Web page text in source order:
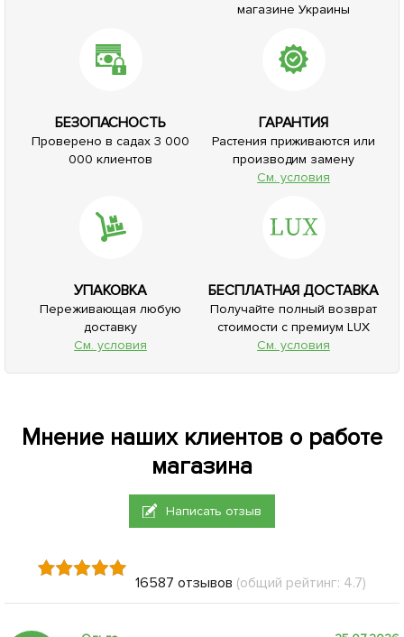
магазине Украины
БЕЗОПАСНОСТЬ
Проверено в садах 3 000
000 клиентов
ГАРАНТИЯ
Растения приживаются или
производим замену
См. условия
УПАКОВКА
Переживающая любую
доставку
См. условия
БЕСПЛАТНАЯ ДОСТАВКА
Получайте полный возврат
стоимости с премиум LUX
См. условия
Мнение наших клиентов о работе
магазина
Написать отзыв
16587 отзывов (общий рейтинг: 4.7)